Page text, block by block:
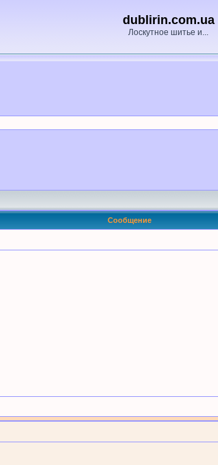
dublirin.com.ua
Лоскутное шитье и...
Сообщение